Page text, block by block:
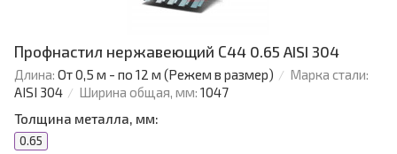
Профнастил нержавеющий С44 0.65 AISI 304
Длина: От 0,5 м - по 12 м (Режем в размер)
Марка стали:
AISI 304
Ширина общая, мм: 1047
Толщина металла, мм:
0.65